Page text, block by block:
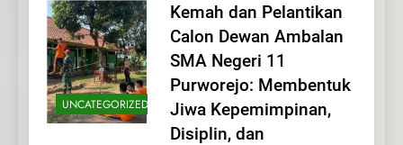
UNCATEGORIZED
Kemah dan Pelantikan
Calon Dewan Ambalan
SMA Negeri 11
Purworejo: Membentuk
Jiwa Kepemimpinan,
Disiplin, dan